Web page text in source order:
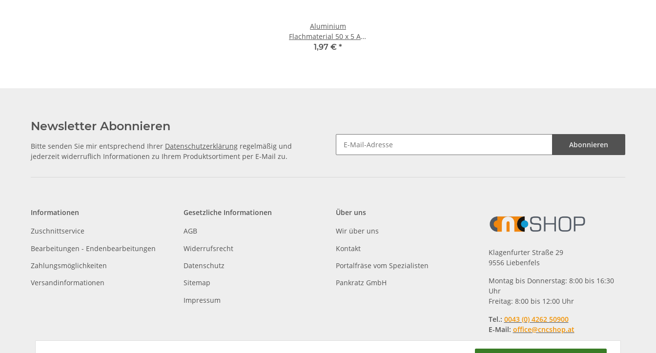
Aluminium
Flachmaterial 50 x 5 Alu
Flachstange je 100 mm
1,97 € *
Newsletter Abonnieren
Bitte senden Sie mir entsprechend Ihrer Datenschutzerklärung regelmäßig und
jederzeit widerruflich Informationen zu Ihrem Produktsortiment per E-Mail zu.
Abonnieren
Informationen
Zuschnittservice
Bearbeitungen - Endenbearbeitungen
Zahlungsmöglichkeiten
Versandinformationen
Gesetzliche Informationen
AGB
Widerrufsrecht
Datenschutz
Sitemap
Impressum
Über uns
Wir über uns
Kontakt
Portalfräse vom Spezialisten
Pankratz GmbH
Klagenfurter Straße 29
9556 Liebenfels
Montag bis Donnerstag: 8:00 bis 16:30
Uhr
Freitag: 8:00 bis 12:00 Uhr
Tel.: 0043 (0) 4262 50900
E-Mail: office@cncshop.at